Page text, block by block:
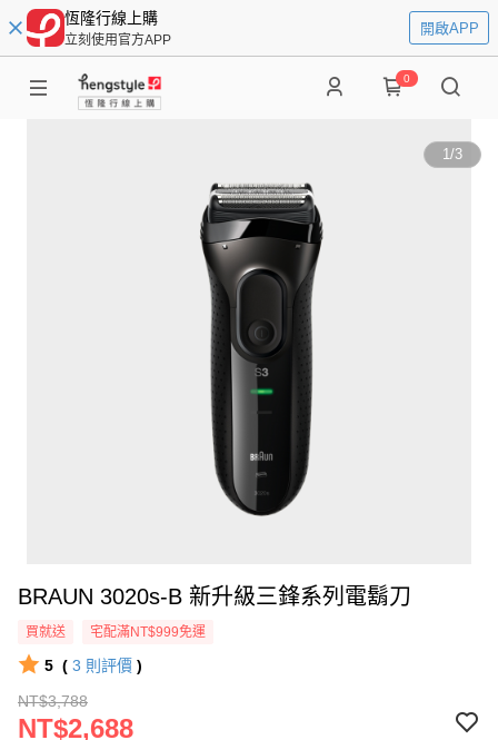
恆隆行線上購
立刻使用官方APP
開啟APP
0
1/3
BRAUN 3020s-B 新升級三鋒系列電鬍刀
買就送 宅配滿NT$999免運
5 ( 3 則評價 )
NT$3,788
NT$2,688